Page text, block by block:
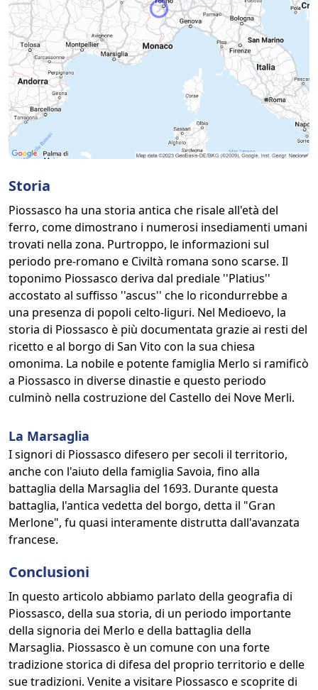
Storia
Piossasco ha una storia antica che risale all'età del
ferro, come dimostrano i numerosi insediamenti umani
trovati nella zona. Purtroppo, le informazioni sul
periodo pre-romano e Civiltà romana sono scarse. Il
toponimo Piossasco deriva dal prediale ''Platius''
accostato al suffisso ''ascus'' che lo ricondurrebbe a
una presenza di popoli celto-liguri. Nel Medioevo, la
storia di Piossasco è più documentata grazie ai resti del
ricetto e al borgo di San Vito con la sua chiesa
omonima. La nobile e potente famiglia Merlo si ramificò
a Piossasco in diverse dinastie e questo periodo
culminò nella costruzione del Castello dei Nove Merli.
La Marsaglia
I signori di Piossasco difesero per secoli il territorio,
anche con l'aiuto della famiglia Savoia, fino alla
battaglia della Marsaglia del 1693. Durante questa
battaglia, l'antica vedetta del borgo, detta il "Gran
Merlone", fu quasi interamente distrutta dall'avanzata
francese.
Conclusioni
In questo articolo abbiamo parlato della geografia di
Piossasco, della sua storia, di un periodo importante
della signoria dei Merlo e della battaglia della
Marsaglia. Piossasco è un comune con una forte
tradizione storica di difesa del proprio territorio e delle
sue tradizioni. Venite a visitare Piossasco e scoprite di